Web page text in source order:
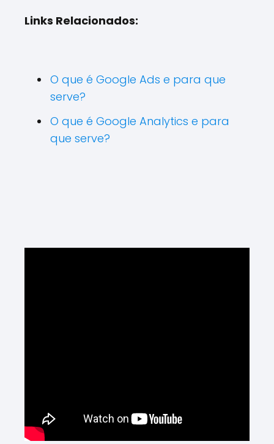
Links Relacionados:
O que é Google Ads e para que
serve?
O que é Google Analytics e para
que serve?